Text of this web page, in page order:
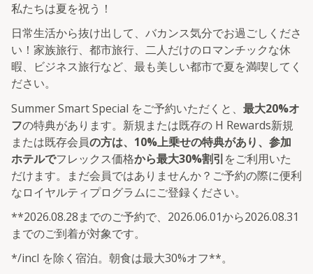
私たちは夏を祝う！
日常生活から抜け出して、バカンス気分でお過ごしくださ
い！家族旅行、都市旅行、二人だけのロマンチックな休
暇、ビジネス旅行など、最も美しい都市で夏を満喫してく
ださい。
Summer Smart Special をご予約いただくと、 最大20%オ
フの特典があります。新規または既存の H Rewards新規
または既存会員の方は、10%上乗せの特典があり、参加
ホテルでフレックス価格から最大30%割引をご利用いた
だけます。まだ会員ではありませんか？ご予約の際に便利
なロイヤルティプログラムにご登録ください。
**2026.08.28までのご予約で、2026.06.01から2026.08.31
までのご到着が対象です。
*/incl を除く宿泊。朝食は最大30%オフ**。